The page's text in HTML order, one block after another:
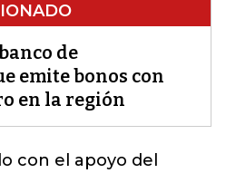
de
emite bonos con
en la región
con el apoyo del